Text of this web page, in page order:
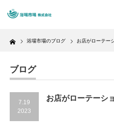
Home 浴場市場のブログ お店がローテー
ブログ
7.19
2023
お店がローテーシ